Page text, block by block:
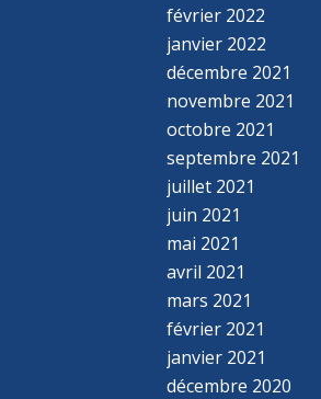
février 2022
janvier 2022
décembre 2021
novembre 2021
octobre 2021
septembre 2021
juillet 2021
juin 2021
mai 2021
avril 2021
mars 2021
février 2021
janvier 2021
décembre 2020